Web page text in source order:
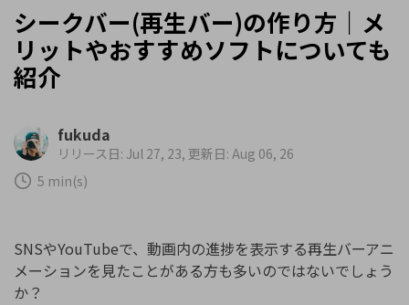
サポート
Filmoraのユーザー層
ビデオソリューション
動画編集関連知識
動画編集のコツ
サポート
カスタマーサポート
ブランド紹介
購入する
シークバー(再生バー)の作り方｜メ
リットやおすすめソフトについても
紹介
fukuda
リリース日: Jul 27, 23, 更新日: Aug 06, 26
5 min(s)
SNSやYouTubeで、動画内の進捗を表示する再生バーアニ
メーションを見たことがある方も多いのではないでしょう
か？